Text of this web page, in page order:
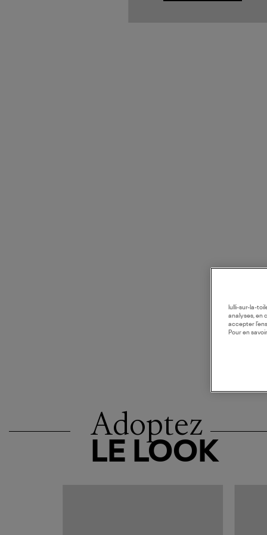
Adoptez
LE LOOK
lulli-sur-la-
analyses, en
accepter
Pour en